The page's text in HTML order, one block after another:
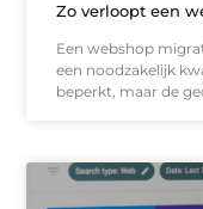
Zo verloopt een
Een webshop
een noodzakelijk
beperkt, maar de